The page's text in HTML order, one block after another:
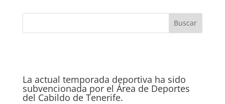
La actual temporada deportiva ha sido
subvencionada por el Área de Deportes
del Cabildo de Tenerife.